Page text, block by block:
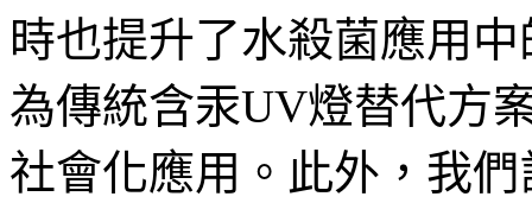
時也提升了水殺菌應用
為傳統含汞UV燈替代方
社會化應用。此外，我